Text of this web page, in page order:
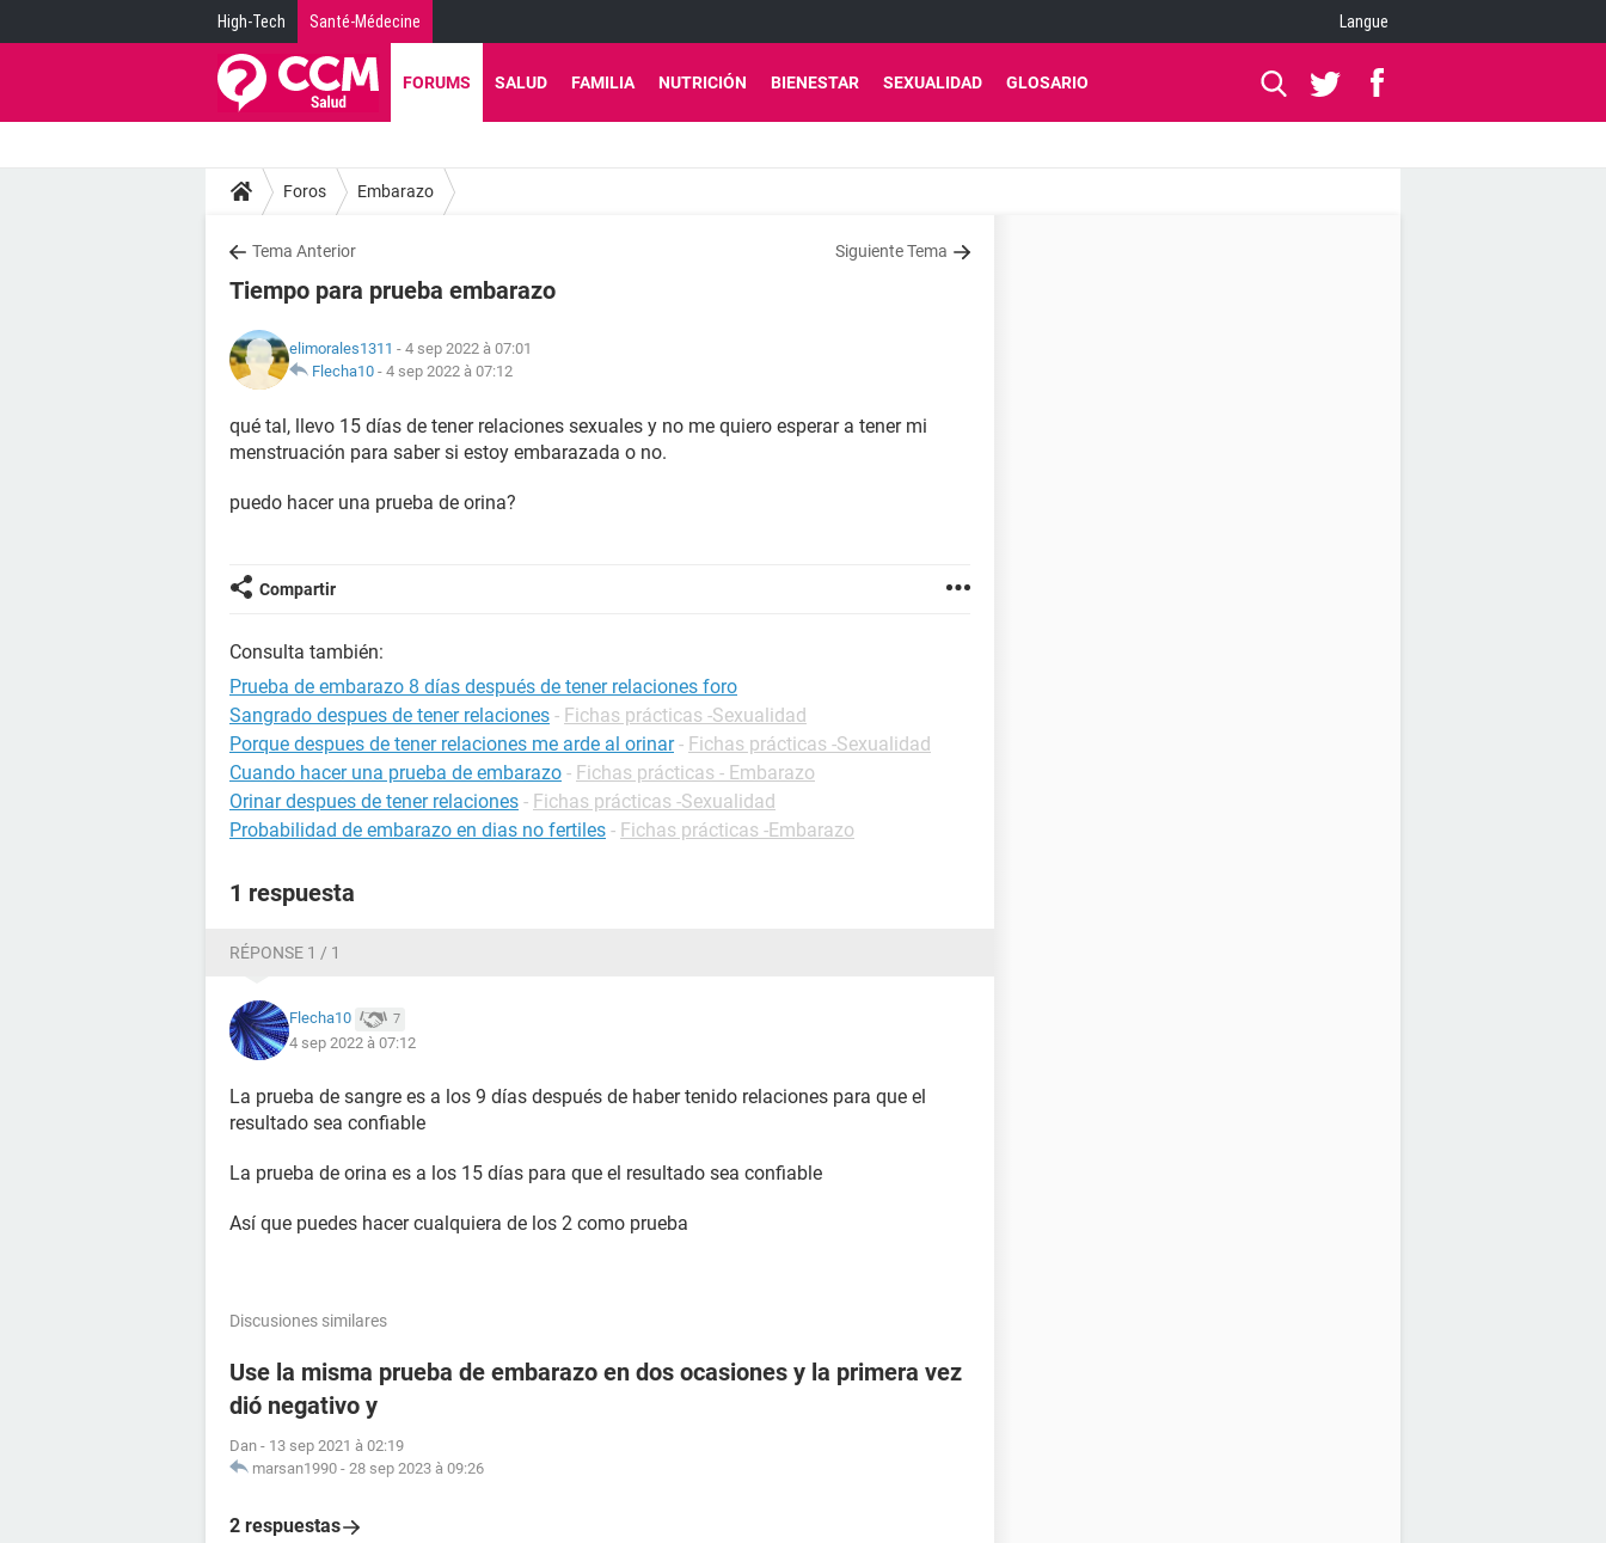
High-Tech Santé-Médecine Langue
FORUMS SALUD FAMILIA NUTRICIÓN BIENESTAR SEXUALIDAD GLOSARIO
Foros Embarazo
Tema Anterior Siguiente Tema
Tiempo para prueba embarazo
elimorales1311 - 4 sep 2022 à 07:01
Flecha10 - 4 sep 2022 à 07:12
qué tal, llevo 15 días de tener relaciones sexuales y no me quiero esperar a tener mi
menstruación para saber si estoy embarazada o no.
puedo hacer una prueba de orina?
Compartir
Consulta también:
Prueba de embarazo 8 días después de tener relaciones foro
Sangrado despues de tener relaciones - Fichas prácticas -Sexualidad
Porque despues de tener relaciones me arde al orinar - Fichas prácticas -Sexualidad
Cuando hacer una prueba de embarazo - Fichas prácticas - Embarazo
Orinar despues de tener relaciones - Fichas prácticas -Sexualidad
Probabilidad de embarazo en dias no fertiles - Fichas prácticas -Embarazo
1 respuesta
RÉPONSE 1 / 1
Flecha10 7
4 sep 2022 à 07:12
La prueba de sangre es a los 9 días después de haber tenido relaciones para que el
resultado sea confiable
La prueba de orina es a los 15 días para que el resultado sea confiable
Así que puedes hacer cualquiera de los 2 como prueba
Discusiones similares
Use la misma prueba de embarazo en dos ocasiones y la primera vez
dió negativo y
Dan - 13 sep 2021 à 02:19
marsan1990 - 28 sep 2023 à 09:26
2 respuestas